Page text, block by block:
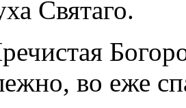
Святаго.
во еже